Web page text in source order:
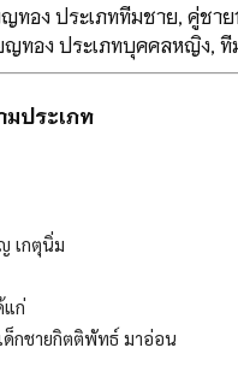
ทอง ประเภททีมชาย, คู่ชาย
ทอง ประเภทบุคคลหญิง, ที
ประเภท
เกตุนิ่ม
แก่
ด็กชายกิตติพัทธ์ มาอ่อน